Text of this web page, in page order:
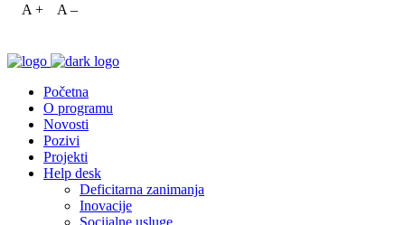
A +
A –
Početna
O programu
Novosti
Pozivi
Projekti
Help desk
Deficitarna zanimanja
Inovacije
Socijalne usluge